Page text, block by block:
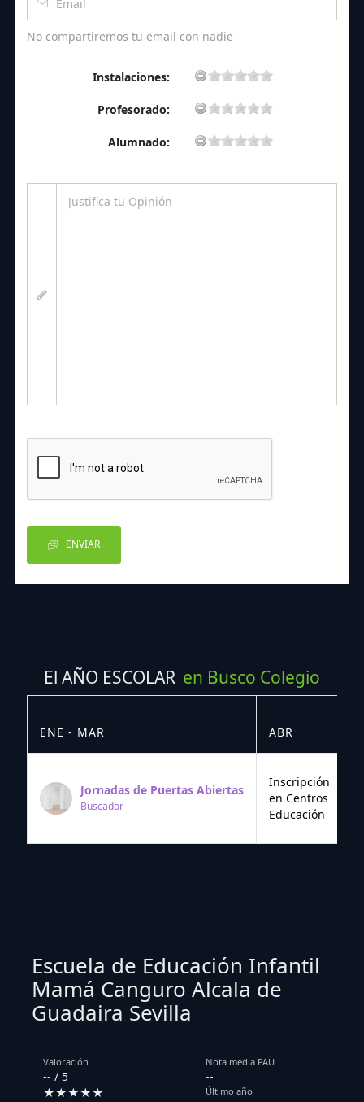
No compartiremos tu email con nadie
Instalaciones:
Profesorado:
Alumnado:
ENVIAR
El AÑO ESCOLAR en Busco Colegio
ENE - MAR ABR
Jornadas de Puertas Abiertas
Buscador
Inscripción
en Centros
Educación
Escuela de Educación Infantil
Mamá Canguro Alcala de
Guadaira Sevilla
Valoración
-- / 5
★★★★★
Nota media PAU
--
Último año